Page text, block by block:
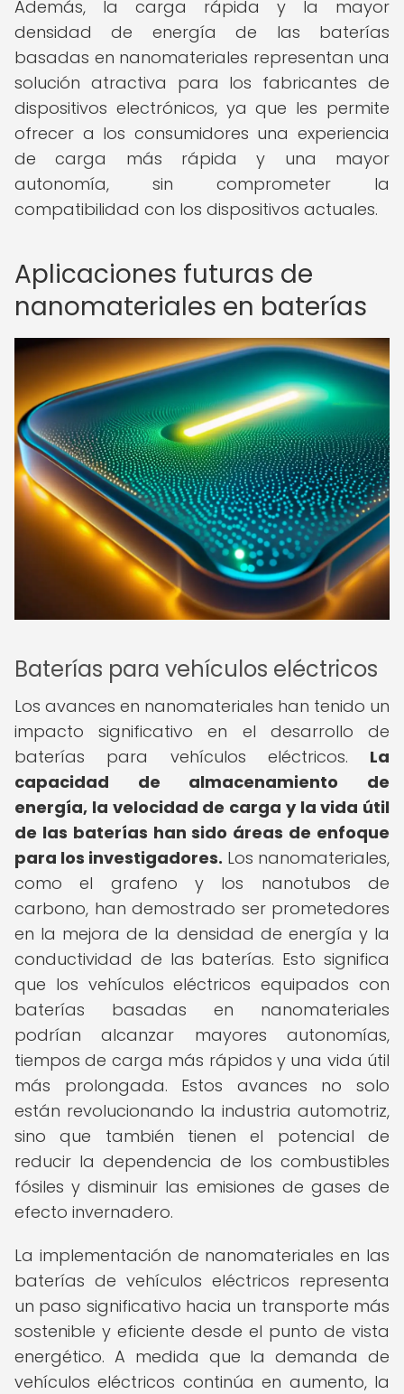
Además, la carga rápida y la mayor
densidad de energía de las baterías
basadas en nanomateriales representan una
solución atractiva para los fabricantes de
dispositivos electrónicos, ya que les permite
ofrecer a los consumidores una experiencia
de carga más rápida y una mayor
autonomía, sin comprometer la
compatibilidad con los dispositivos actuales.
Aplicaciones futuras de
nanomateriales en baterías
Baterías para vehículos eléctricos
Los avances en nanomateriales han tenido un
impacto significativo en el desarrollo de
baterías para vehículos eléctricos. La
capacidad de almacenamiento de
energía, la velocidad de carga y la vida útil
de las baterías han sido áreas de enfoque
para los investigadores. Los nanomateriales,
como el grafeno y los nanotubos de
carbono, han demostrado ser prometedores
en la mejora de la densidad de energía y la
conductividad de las baterías. Esto significa
que los vehículos eléctricos equipados con
baterías basadas en nanomateriales
podrían alcanzar mayores autonomías,
tiempos de carga más rápidos y una vida útil
más prolongada. Estos avances no solo
están revolucionando la industria automotriz,
sino que también tienen el potencial de
reducir la dependencia de los combustibles
fósiles y disminuir las emisiones de gases de
efecto invernadero.
La implementación de nanomateriales en las
baterías de vehículos eléctricos representa
un paso significativo hacia un transporte más
sostenible y eficiente desde el punto de vista
energético. A medida que la demanda de
vehículos eléctricos continúa en aumento, la